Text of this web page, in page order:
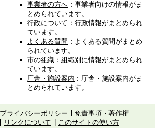
事業者の方へ ：事業者向けの情報がま
とめられています。
行政について ：行政情報がまとめられ
ています。
よくある質問 ：よくある質問がまとめ
られています。
市の組織 ：組織別に情報がまとめられ
ています。
庁舎・施設案内 ：庁舎・施設案内がま
とめられています。
プライバシーポリシー
免責事項・著作権
リンクについて
このサイトの使い方